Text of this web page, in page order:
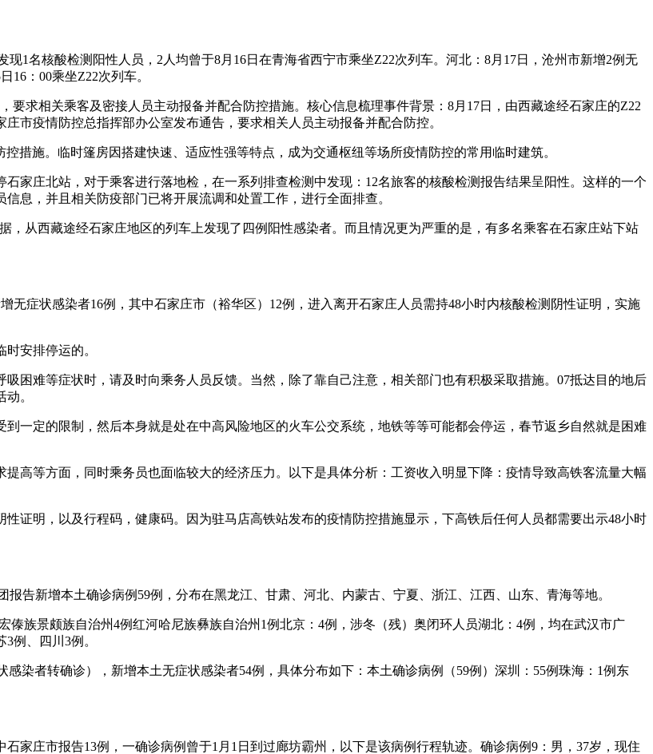
1名核酸检测阳性人员，2人均曾于8月16日在青海省西宁市乘坐Z22次列车。河北：8月17日，沧州市新增2例无
16：00乘坐Z22次列车。
要求相关乘客及密接人员主动报备并配合防控措施。核心信息梳理事件背景：8月17日，由西藏途经石家庄的Z22
市疫情防控总指挥部办公室发布通告，要求相关人员主动报备并配合防控。
措施。临时篷房因搭建快速、适应性强等特点，成为交通枢纽等场所疫情防控的常用临时建筑。
家庄北站，对于乘客进行落地检，在一系列排查检测中发现：12名旅客的核酸检测报告结果呈阳性。这样的一个
息，并且相关防疫部门已将开展流调和处置工作，进行全面排查。
，从西藏途经石家庄地区的列车上发现了四例阳性感染者。而且情况更为严重的是，有多名乘客在石家庄站下站
无症状感染者16例，其中石家庄市（裕华区）12例，进入离开石家庄人员需持48小时内核酸检测阴性证明，实施
安排停运的。
困难等症状时，请及时向乘务人员反馈。当然，除了靠自己注意，相关部门也有积极采取措施。07抵达目的地后
。
一定的限制，然后本身就是处在中高风险地区的火车公交系统，地铁等等可能都会停运，春节返乡自然就是困难
高等方面，同时乘务员也面临较大的经济压力。以下是具体分析：工资收入明显下降：疫情导致高铁客流量大幅
证明，以及行程码，健康码。因为驻马店高铁站发布的疫情防控措施显示，下高铁后任何人员都需要出示48小时
告新增本土确诊病例59例，分布在黑龙江、甘肃、河北、内蒙古、宁夏、浙江、江西、山东、青海等地。
傣族景颇族自治州4例红河哈尼族彝族自治州1例北京：4例，涉冬（残）奥闭环人员湖北：4例，均在武汉市广
例、四川3例。
感染者转确诊），新增本土无症状感染者54例，具体分布如下：本土确诊病例（59例）深圳：55例珠海：1例东
家庄市报告13例，一确诊病例曾于1月1日到过廊坊霸州，以下是该病例行程轨迹。确诊病例9：男，37岁，现住